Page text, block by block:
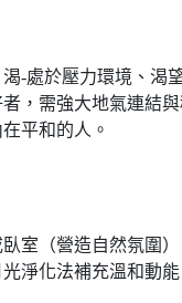
-處於壓力環境、渴
，需強大地氣連結與
平和的人。
臥室（營造自然氛圍
光淨化法補充溫和動